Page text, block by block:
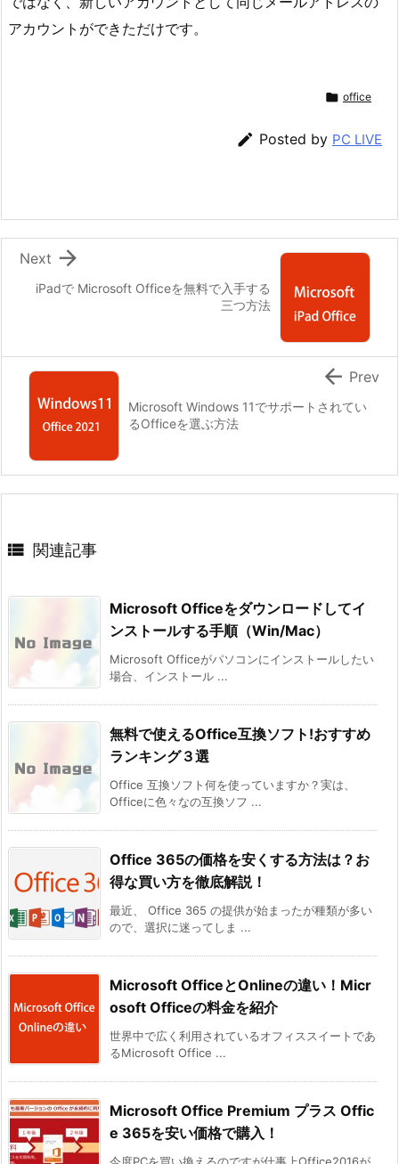
アカウントができただけです。
 office
 Posted by PC LIVE
iPadで Microsoft Officeを無料で入手する
三つ方法

Next
Microsoft Windows 11でサポートされてい
るOfficeを選ぶ方法
 Prev
 関連記事
Microsoft Officeをダウンロードしてイ
ンストールする手順（Win/Mac）
Microsoft Officeがパソコンにインストールしたい
場合、インストール ...
無料で使えるOffice互換ソフト!おすすめ
ランキング３選
Office 互換ソフト何を使っていますか？実は、
Officeに色々なの互換ソフ ...
Office 365の価格を安くする方法は？お
得な買い方を徹底解説！
最近、 Office 365 の提供が始まったが種類が多い
ので、選択に迷ってしま ...
Microsoft OfficeとOnlineの違い！Micr
osoft Officeの料金を紹介
世界中で広く利用されているオフィススイートであ
るMicrosoft Office ...
Microsoft Office Premium プラス Offic
e 365を安い価格で購入！